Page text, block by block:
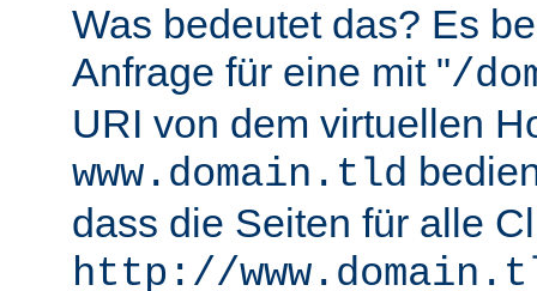
Was bedeutet das? Es
Anfrage für eine mit "/
URI von dem virtuellen
www.domain.tld
dass die Seiten für alle
http://